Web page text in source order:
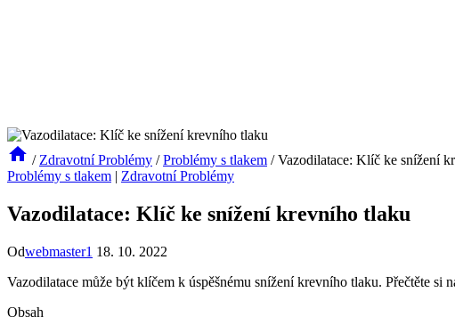
/ Zdravotní Problémy / Problémy s tlakem / Vazodilatace: Klíč ke snížení
Problémy s tlakem | Zdravotní Problémy
Vazodilatace: Klíč ke snížení krevního tlaku
Odwebmaster1 18. 10. 2022
Vazodilatace může být klíčem k úspěšnému snížení krevního tlaku. Přečtěte
Obsah